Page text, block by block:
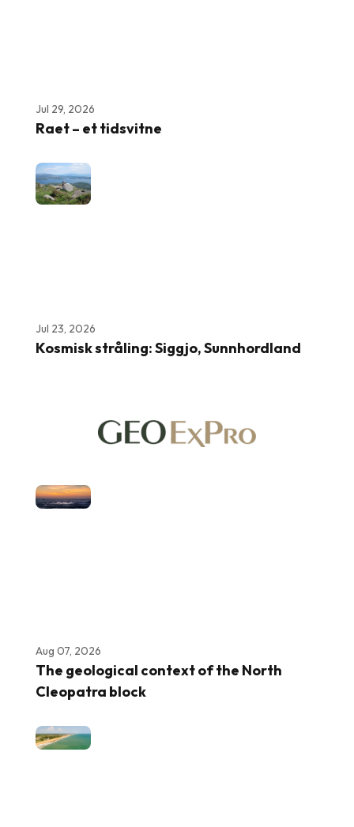
Jul 29, 2026
Raet – et tidsvitne
Jul 23, 2026
Kosmisk stråling: Siggjo, Sunnhordland
Aug 07, 2026
The geological context of the North
Cleopatra block